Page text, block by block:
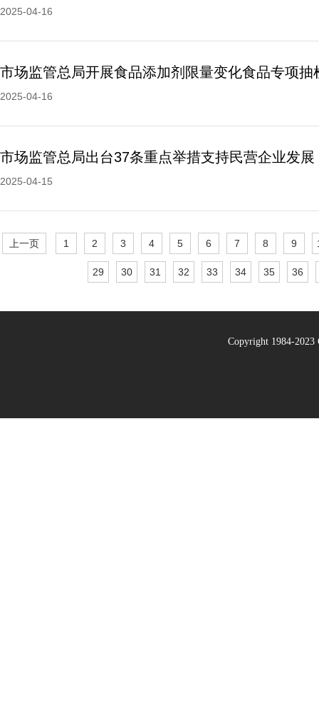
2025-04-16
市场监管总局开展食品添加剂限量变化食品专项抽
2025-04-16
市场监管总局出台37条重点举措支持民营企业发展
2025-04-15
上一页 1 2 3 4 5 6 7 8 9
29 30 31 32 33 34 35 36
Copyright 1984-